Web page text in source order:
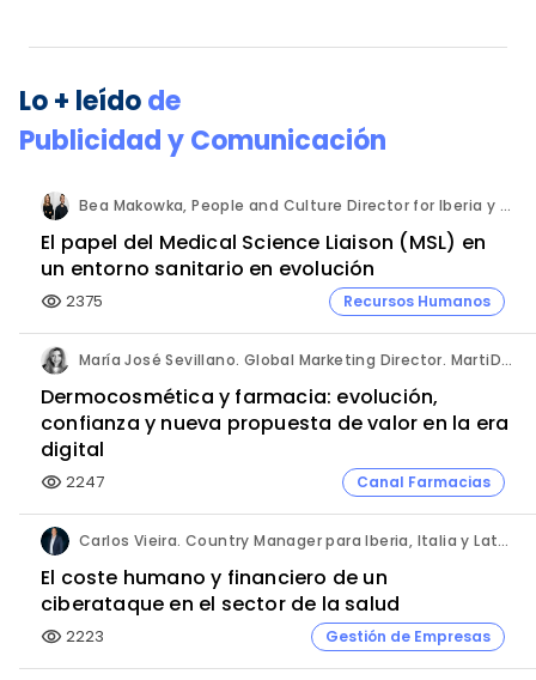
Lo + leídode
Publicidad y Comunicación
Bea Makowka, People and Culture Director for Iberia y Alberto Municio, Talent Seach Solutions Lead for Iberia. Inizio Engage.
El papel del Medical Science Liaison (MSL) en
un entorno sanitario en evolución
visibility 2375 Recursos Humanos
María José Sevillano. Global Marketing Director. MartiDerm.
Dermocosmética y farmacia: evolución,
confianza y nueva propuesta de valor en la era
digital
visibility 2247 Canal Farmacias
Carlos Vieira. Country Manager para Iberia, Italia y Latam. Hornetsecurity.
El coste humano y financiero de un
ciberataque en el sector de la salud
visibility 2223 Gestión de Empresas